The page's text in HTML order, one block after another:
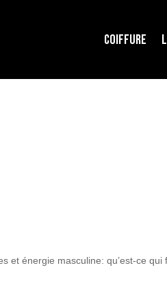
COIFFURE
et énergie masculine: qu’est-ce